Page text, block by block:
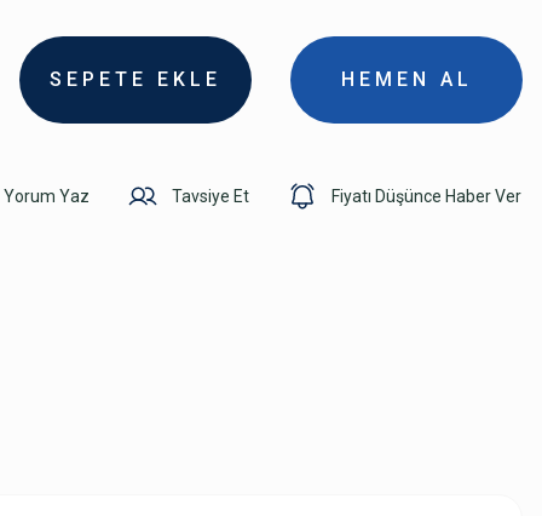
SEPETE EKLE HEMEN AL
Yorum Yaz Tavsiye Et Fiyatı Düşünce Haber Ver